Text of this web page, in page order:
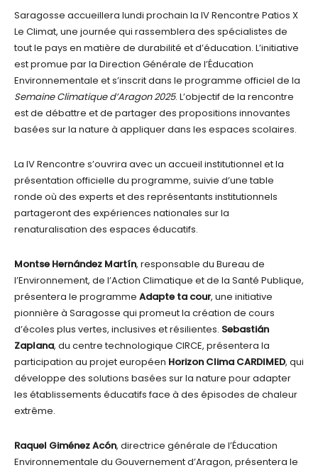
Saragosse accueillera lundi prochain la IV Rencontre Patios X
Le Climat, une journée qui rassemblera des spécialistes de
tout le pays en matière de durabilité et d’éducation. L’initiative
est promue par la Direction Générale de l’Éducation
Environnementale et s’inscrit dans le programme officiel de la
Semaine Climatique d’Aragon 2025. L’objectif de la rencontre
est de débattre et de partager des propositions innovantes
basées sur la nature à appliquer dans les espaces scolaires.
La IV Rencontre s’ouvrira avec un accueil institutionnel et la
présentation officielle du programme, suivie d’une table
ronde où des experts et des représentants institutionnels
partageront des expériences nationales sur la
renaturalisation des espaces éducatifs.
Montse Hernández Martín, responsable du Bureau de
l’Environnement, de l’Action Climatique et de la Santé Publique,
présentera le programme Adapte ta cour, une initiative
pionnière à Saragosse qui promeut la création de cours
d’écoles plus vertes, inclusives et résilientes. Sebastián
Zaplana, du centre technologique CIRCE, présentera la
participation au projet européen Horizon Clima CARDIMED, qui
développe des solutions basées sur la nature pour adapter
les établissements éducatifs face à des épisodes de chaleur
extrême.
Raquel Giménez Acón, directrice générale de l’Éducation
Environnementale du Gouvernement d’Aragon, présentera le